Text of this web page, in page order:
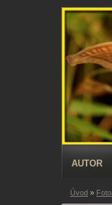
AUTOR
Úvod »